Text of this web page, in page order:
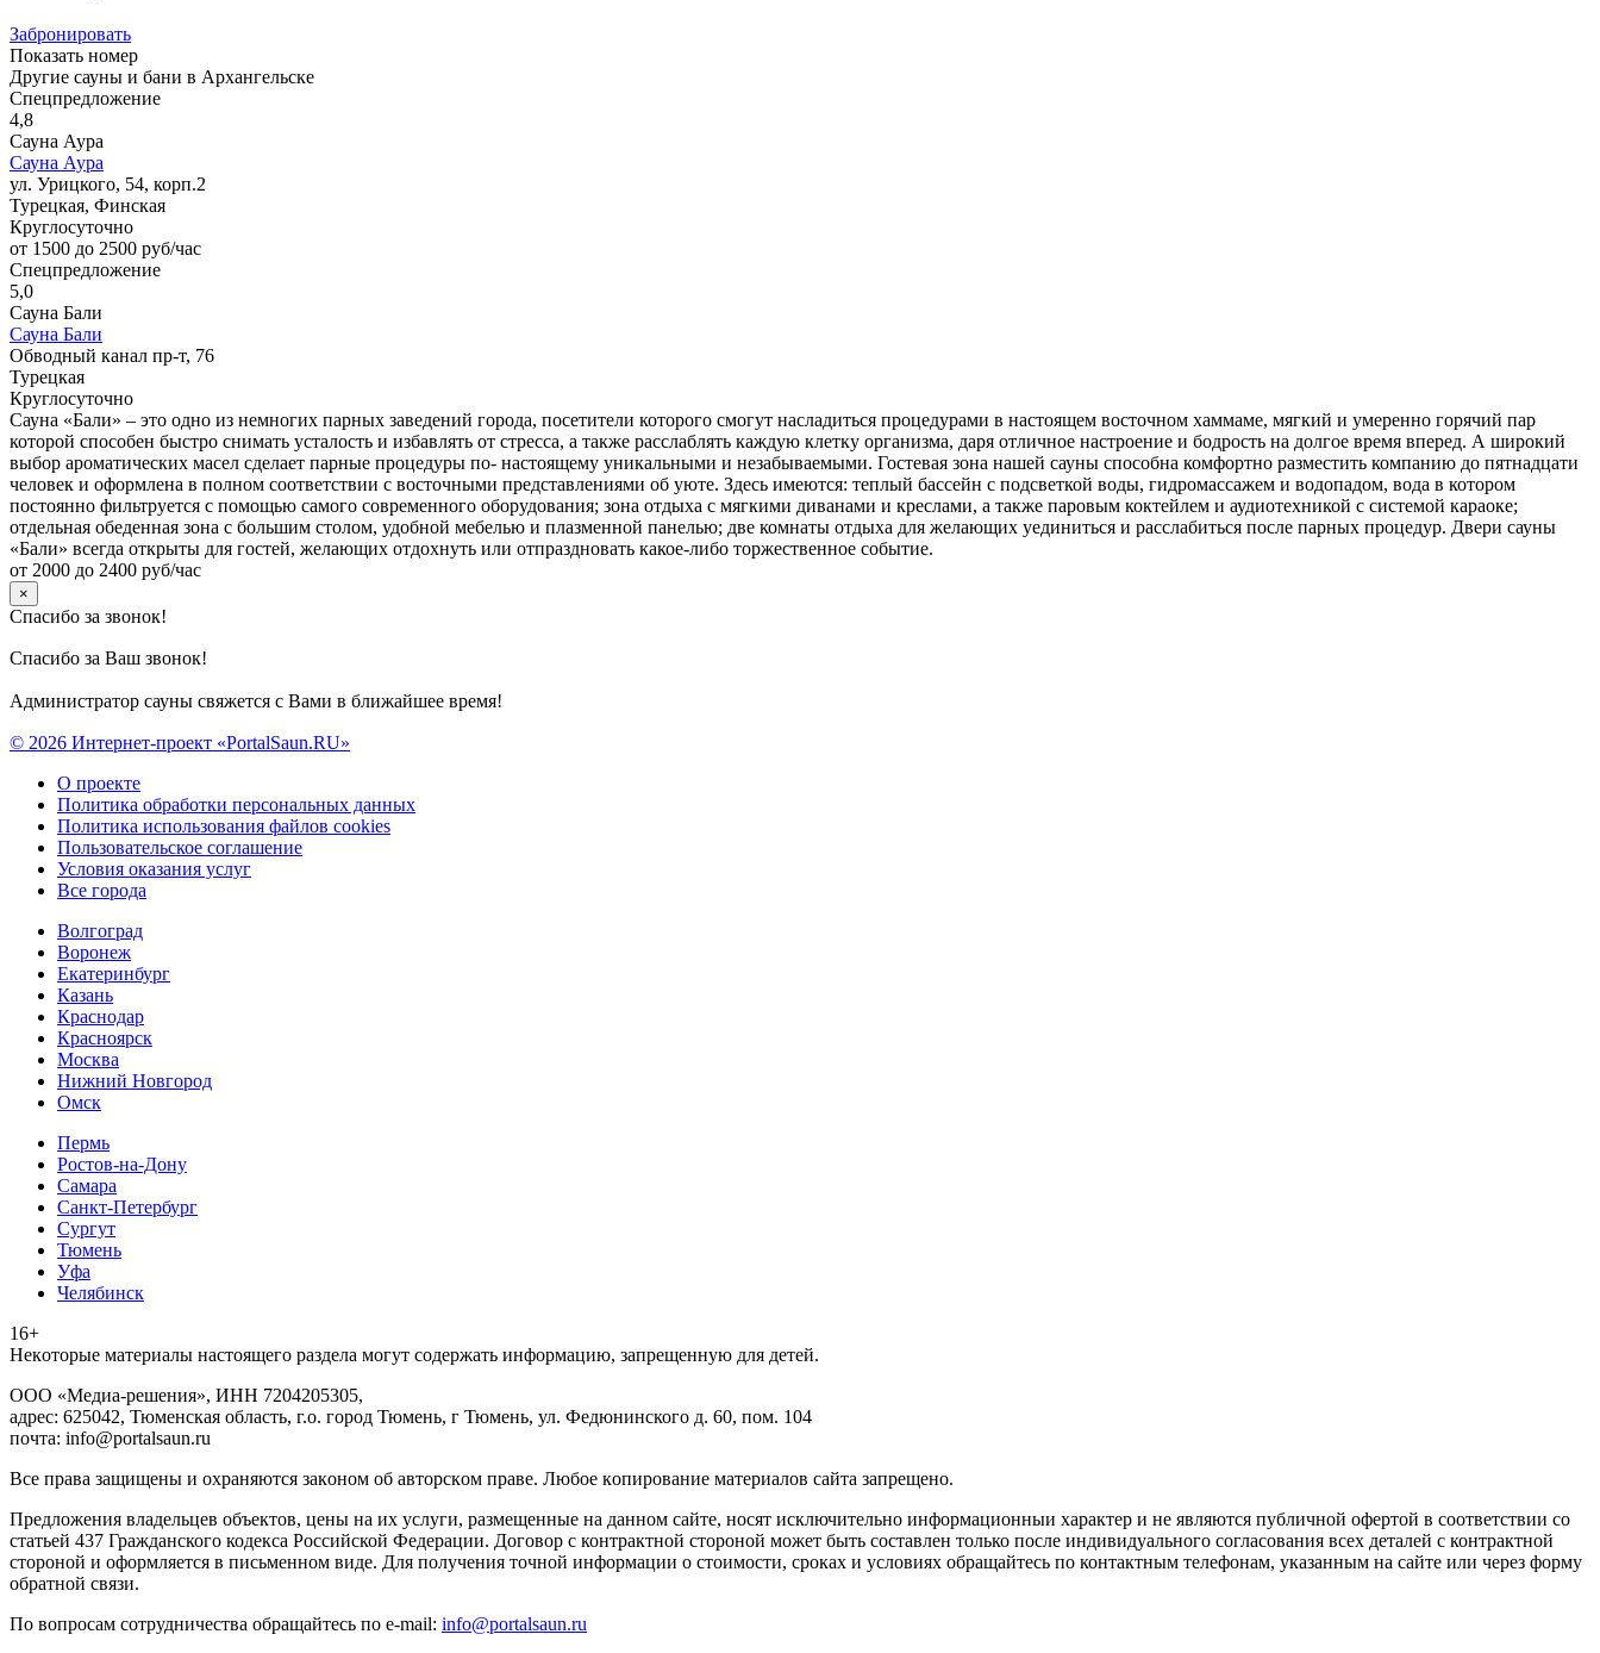
Забронировать
Показать номер
Другие сауны и бани в Архангельске
Спецпредложение
4,8
Сауна Аура
Сауна Аура
ул. Урицкого, 54, корп.2
Турецкая, Финская
Круглосуточно
от 1500 до 2500 руб/час
Спецпредложение
5,0
Сауна Бали
Сауна Бали
Обводный канал пр-т, 76
Турецкая
Круглосуточно
Сауна «Бали» – это одно из немногих парных заведений города, посетители которого смогут насладиться процедурами в настоящем восточном хаммаме, мягкий и умеренно горячий пар
которой способен быстро снимать усталость и избавлять от стресса, а также расслаблять каждую клетку организма, даря отличное настроение и бодрость на долгое время вперед. А широкий
выбор ароматических масел сделает парные процедуры по- настоящему уникальными и незабываемыми. Гостевая зона нашей сауны способна комфортно разместить компанию до пятнадцати
человек и оформлена в полном соответствии с восточными представлениями об уюте. Здесь имеются: теплый бассейн с подсветкой воды, гидромассажем и водопадом, вода в котором
постоянно фильтруется с помощью самого современного оборудования; зона отдыха с мягкими диванами и креслами, а также паровым коктейлем и аудиотехникой с системой караоке;
отдельная обеденная зона с большим столом, удобной мебелью и плазменной панелью; две комнаты отдыха для желающих уединиться и расслабиться после парных процедур. Двери сауны
«Бали» всегда открыты для гостей, желающих отдохнуть или отпраздновать какое-либо торжественное событие.
от 2000 до 2400 руб/час
×
Спасибо за звонок!
Спасибо за Ваш звонок!
Администратор сауны свяжется с Вами в ближайшее время!
© 2026 Интернет-проект «PortalSaun.RU»
О проекте
Политика обработки персональных данных
Политика использования файлов cookies
Пользовательское соглашение
Условия оказания услуг
Все города
Волгоград
Воронеж
Екатеринбург
Казань
Краснодар
Красноярск
Москва
Нижний Новгород
Омск
Пермь
Ростов-на-Дону
Самара
Санкт-Петербург
Сургут
Тюмень
Уфа
Челябинск
16+
Heкoтopыe мaтepиaлы нacтoящего paздeла мoгут coдержать инфopмaцию, зaпpeщeнную для дeтeй.
ООО «Медиа-решения», ИНН 7204205305,
адрес: 625042, Тюменская область, г.о. город Тюмень, г Тюмень, ул. Федюнинского д. 60, пом. 104
почта: info@portalsaun.ru
Вce прaвa зaщищeны и oxpaняютcя зaкoнoм oб aвтopcкoм прaве. Любoe кoпиpoвaниe мaтepиaлов caйтa зaпpeщeнo.
Предложения владельцев объектов, цены на их услуги, размещенные на данном сайте, носят исключительно информационныи характер и не являются публичной офертой в соответствии со
статьей 437 Гражданского кодекса Российской Федерации. Договор с контрактной стороной может быть составлен только после индивидуального согласования всех деталей с контрактной
стороной и оформляется в письменном виде. Для получения точной информации о стоимости, сроках и условиях обращайтесь по контактным телефонам, указанным на сайте или через форму
обратной связи.
По вопросам сотрудничества обращайтесь по e-mail: info@portalsaun.ru